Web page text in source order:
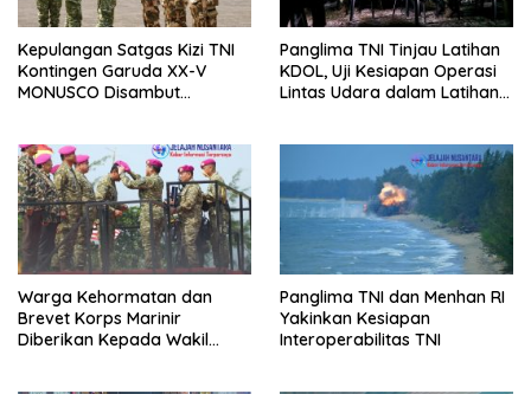
Kepulangan Satgas Kizi TNI
Kontingen Garuda XX-V
MONUSCO Disambut
Panglima TNI Tinjau Latihan
KDOL, Uji Kesiapan Operasi
Lintas Udara dalam Latihan
Warga Kehormatan dan
Brevet Korps Marinir
Diberikan Kepada Wakil
Panglima TNI dan Menhan RI
Yakinkan Kesiapan
Interoperabilitas TNI